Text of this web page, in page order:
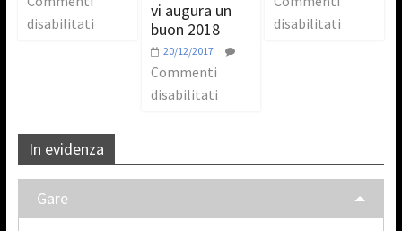
disabilitati
vi augura un
buon 2018
20/12/2017
Commenti
disabilitati
disabilitati
In evidenza
Gare